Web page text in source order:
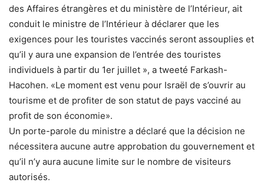
des Affaires étrangères et du ministère de l’Intérieur, ait
conduit le ministre de l’Intérieur à déclarer que les
exigences pour les touristes vaccinés seront assouplies et
qu’il y aura une expansion de l’entrée des touristes
individuels à partir du 1er juillet », a tweeté Farkash-
Hacohen. «Le moment est venu pour Israël de s’ouvrir au
tourisme et de profiter de son statut de pays vacciné au
profit de son économie».
Un porte-parole du ministre a déclaré que la décision ne
nécessitera aucune autre approbation du gouvernement et
qu’il n’y aura aucune limite sur le nombre de visiteurs
autorisés.